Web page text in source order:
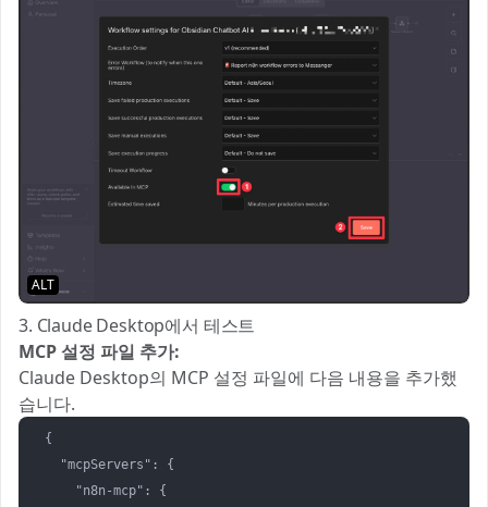
ALT
3. Claude Desktop에서 테스트
MCP 설정 파일 추가:
Claude Desktop의 MCP 설정 파일에 다음 내용을 추가했
습니다.
{
  "mcpServers": {
    "n8n-mcp": {